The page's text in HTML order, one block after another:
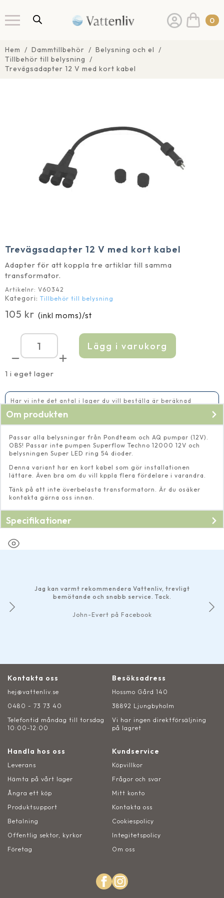
0
Hem Dammtillbehör
Belysning och el
Tillbehör till belysning
Trevägsadapter 12 V med kort kabel
Trevägsadapter 12 V med kort kabel
Adapter för att koppla tre artiklar till samma
transformator.
Artikelnr: V60342
Kategori: Tillbehör till belysning
105 kr (inkl moms)/st
1 i eget lager
Trevägsadapter
12
med
kort
mängd
Lägg i varukorg
Har vi inte det antal i lager du vill beställa är beräknad
Om produkten
Passar alla belysningar från Pondteam och AQ pumpar (12V).
OBS! Passar inte pumpen Superflow Techno 12000 12V och
belysningen Super LED ring 54 dioder.
Denna variant har en kort kabel som gör installationen
lättare. Även bra om du vill kppla flera fördelare i varandra.
Tänk på att inte överbelasta transformatorn. Är du osäker
kontakta gärna oss innan.
Specifikationer
Jag kan varmt rekommendera Vattenliv, trevligt
bemötande och snabb service. Tack.
John-Evert på Facebook
Kontakta oss
hej@vattenliv.se
0480 - 73 73 40
Telefontid måndag till torsdag
10:00-12:00
Besöksadress
Hossmo Gård 140
38892 Ljungbyholm
Vi har ingen direktförsäljning
på lagret
Handla hos oss
Leverans
Hämta på vårt lager
Ångra ett köp
Produktsupport
Betalning
Offentlig sektor, kyrkor
Företag
Kundservice
Köpvillkor
Frågor och svar
Mitt konto
Kontakta oss
Cookiespolicy
Integitetspolicy
Om oss